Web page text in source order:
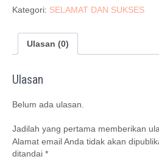
SRF
Kategori: SELAMAT DAN SUKSES
Ulasan (0)
Ulasan
Belum ada ulasan.
Jadilah yang pertama memberikan
Alamat email Anda tidak akan
ditandai *